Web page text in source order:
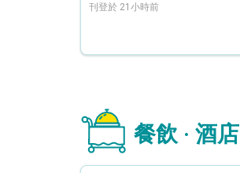
刊登於 21小時前
餐飲 · 酒店